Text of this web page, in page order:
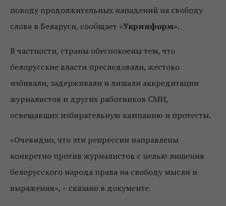
поводу продолжительных нападений на свободу
слова в Беларуси, сообщает «Укринформ».
В частности, страны обеспокоены тем, что
белорусские власти преследовали, жестоко
избивали, задерживали и лишали аккредитации
журналистов и других работников СМИ,
освещавших избирательную кампанию и протесты.
«Очевидно, что эти репрессии направлены
конкретно против журналистов с целью лишения
белорусского народа права на свободу мысли и
выражения», – сказано в документе.